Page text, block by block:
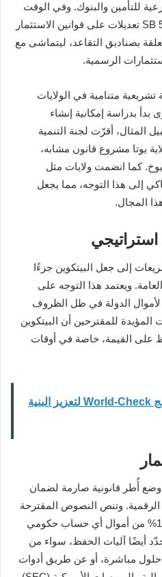
للتأمين والبنوك. وفي الوقت
ذاته، يتضمن مشروع القانون SB 550 تعديلات على قوانين الاستثمار
بصناديق التقاعد، ليتماشى مع
الرسمية.
متنامية في الولايات
بدأ بدراسة إمكانية إنشاء
المثال، أقرّت لجنة التنمية
يوتا مشروع قانون مشابه،
كما انضمت ولايات مثل
إلى هذا التوجه، مما يجعل
المجال.
استراتيجي
إلى جعل البيتكوين جزءًا
ويعتمد هذا التوجه على
لأموال الدولة في ظل الظروف
المؤيدة للمقترحين أن البيتكوين
على القيمة، خاصة في أوقات
منصة MEXC تدمج World-Check لتعزيز البنية
أُطر قانونية صارمة لضمان
وتنص النصوص المقترحة
على عدم السماح بتجاوز نسبة 10% من أموال أي حساب حكومي
أيضًا آليات الحفظ، سواء من
حلول مباشرة، أو عن طريق أدوات